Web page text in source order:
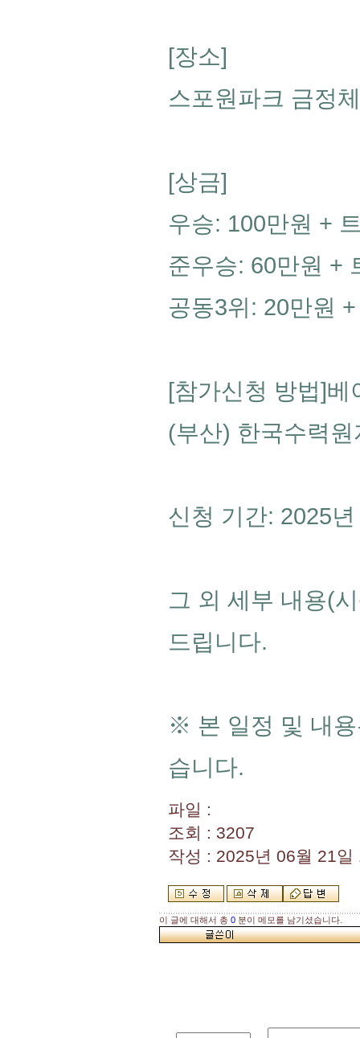
[장소]
스포원파크 금정
[상금]
우승: 100만원 +
준우승: 60만원 +
공동3위: 20만원
[참가신청 방법]
(부산) 한국수력
신청 기간: 2025
그 외 세부 내용(
드립니다.
※ 본 일정 및 내용
습니다.
파일 :
조회 : 3207
작성 : 2025년 06월 21일
이 글에 대해서 총 0 분이 메모를 남기셨습니다.